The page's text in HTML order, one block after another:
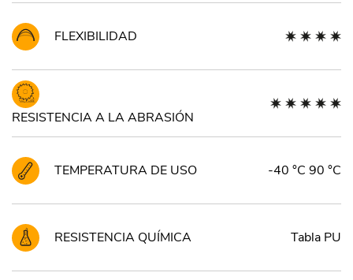
FLEXIBILIDAD
RESISTENCIA A LA ABRASIÓN
TEMPERATURA DE USO -40 °C 90 °C
RESISTENCIA QUÍMICA Tabla PU